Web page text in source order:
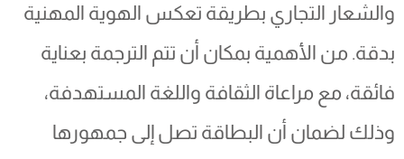
والشعار التجاري بطريقة تعكس الهوية المهنية
بدقة. من الأهمية بمكان أن تتم الترجمة بعناية
فائقة، مع مراعاة الثقافة واللغة المستهدفة،
وذلك لضمان أن البطاقة تصل إلى جمهورها